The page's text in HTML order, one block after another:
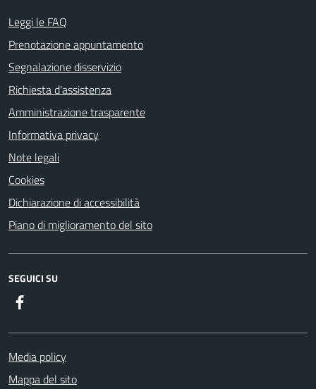
Leggi le FAQ
Prenotazione appuntamento
Segnalazione disservizio
Richiesta d'assistenza
Amministrazione trasparente
Informativa privacy
Note legali
Cookies
Dichiarazione di accessibilità
Piano di miglioramento del sito
SEGUICI SU
Media policy
Mappa del sito